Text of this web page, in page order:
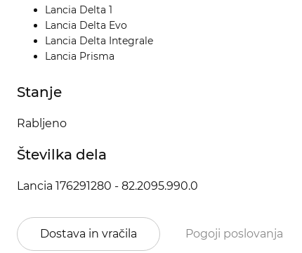
Lancia Delta 1
Lancia Delta Evo
Lancia Delta Integrale
Lancia Prisma
Stanje
Rabljeno
Številka dela
Lancia 176291280 - 82.2095.990.0
Dostava in vračila Pogoji poslovanja